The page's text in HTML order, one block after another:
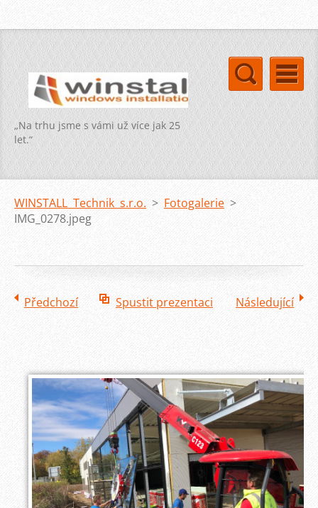
„Na trhu jsme s vámi už více jak 25
let.“
WINSTALL Technik s.r.o. > Fotogalerie >
IMG_0278.jpeg
Předchozí Spustit prezentaci Následující